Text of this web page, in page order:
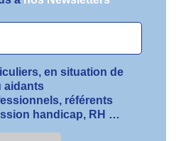
en situation de
aidants
référents
handicap, RH …